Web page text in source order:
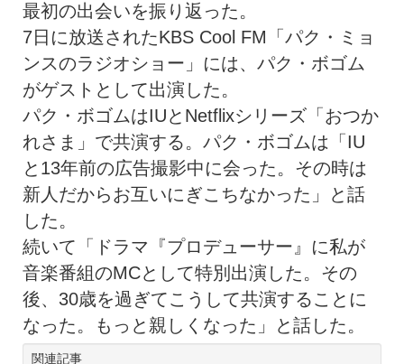
最初の出会いを振り返った。
7日に放送されたKBS Cool FM「パク・ミョ
ンスのラジオショー」には、パク・ボゴム
がゲストとして出演した。
パク・ボゴムはIUとNetflixシリーズ「おつか
れさま」で共演する。パク・ボゴムは「IU
と13年前の広告撮影中に会った。その時は
新人だからお互いにぎこちなかった」と話
した。
続いて「ドラマ『プロデューサー』に私が
音楽番組のMCとして特別出演した。その
後、30歳を過ぎてこうして共演することに
なった。もっと親しくなった」と話した。
関連記事